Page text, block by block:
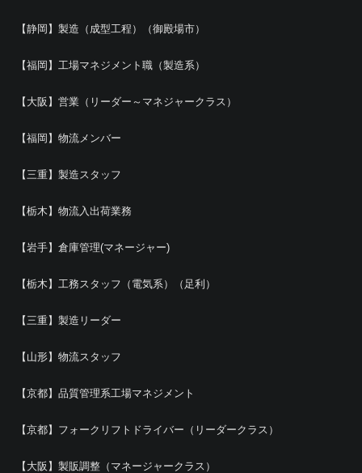
【静岡】製造（成型工程）（御殿場市）
【福岡】工場マネジメント職（製造系）
【大阪】営業（リーダー～マネジャークラス）
【福岡】物流メンバー
【三重】製造スタッフ
【栃木】物流入出荷業務
【岩手】倉庫管理(マネージャー)
【栃木】工務スタッフ（電気系）（足利）
【三重】製造リーダー
【山形】物流スタッフ
【京都】品質管理系工場マネジメント
【京都】フォークリフトドライバー（リーダークラス）
【大阪】製販調整（マネージャークラス）